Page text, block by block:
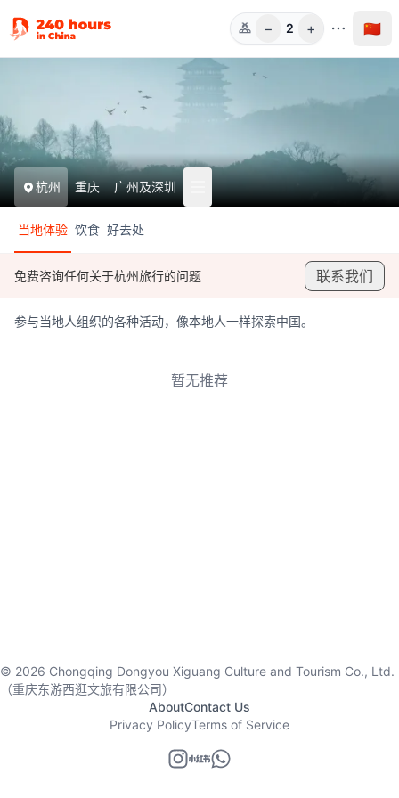
人数
− 2 + 🇨🇳
杭州 重庆 广州及深圳
当地体验 饮食 好去处
免费咨询任何关于杭州旅行的问题 联系我们
参与当地人组织的各种活动，像本地人一样探索中国。
暂无推荐
© 2026 Chongqing Dongyou Xiguang Culture and Tourism Co., Ltd.
（重庆东游西逛文旅有限公司）
AboutContact Us
Privacy PolicyTerms of Service